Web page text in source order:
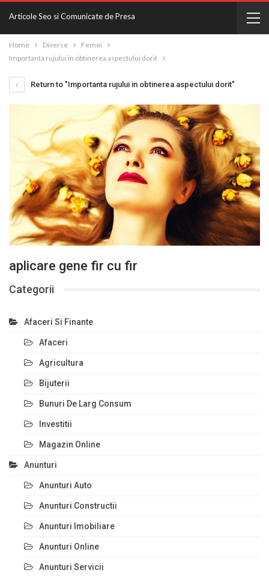
Articole Seo si Comunicate de Presa
Home Diverse
Femei
Importanta rujului in obtinerea aspectului dorit
Return to "Importanta rujului in obtinerea aspectului dorit"
aplicare gene fir cu fir
Categorii
Afaceri Si Finante
Afaceri
Agricultura
Bijuterii
Bunuri De Larg Consum
Investitii
Magazin Online
Anunturi
Anunturi Auto
Anunturi Constructii
Anunturi Imobiliare
Anunturi Online
Anunturi Servicii